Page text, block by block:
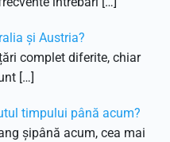
și Austria?
complet diferite, chiar
[…]
timpului până acum?
șipână acum, cea mai